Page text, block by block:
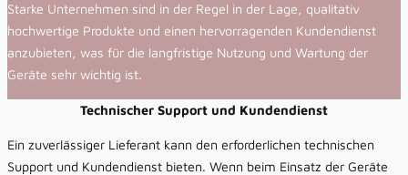
Starke Unternehmen sind in der Regel in der Lage, qualitativ
hochwertige Produkte und einen hervorragenden Kundendienst
anzubieten, was für die langfristige Nutzung und Wartung der
Geräte sehr wichtig ist.
Technischer Support und Kundendienst
Ein zuverlässiger Lieferant kann den erforderlichen technischen
Support und Kundendienst bieten. Wenn beim Einsatz der Geräte